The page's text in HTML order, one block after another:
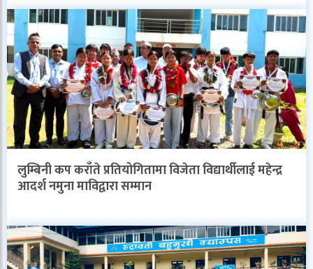
लुम्बिनी कप कराँते प्रतियोगितामा विजेता विद्यार्थीलाई महेन्द्र
आदर्श नमुना माविद्वारा सम्मान